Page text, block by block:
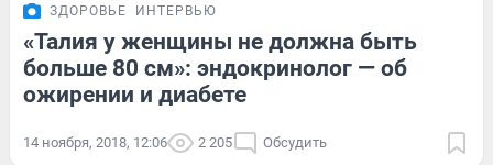
ЗДОРОВЬЕ ИНТЕРВЬЮ
«Талия у женщины не должна быть
больше 80 см»: эндокринолог — об
ожирении и диабете
14 ноября, 2018, 12:06 2 205 Обсудить